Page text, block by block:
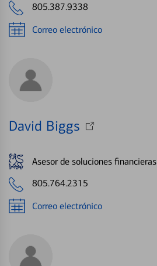
805.387.9338
Correo electrónico
David Biggs
Asesor de soluciones financieras
805.764.2315
Correo electrónico